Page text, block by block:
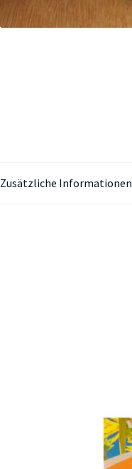
Zusätzliche Informationen